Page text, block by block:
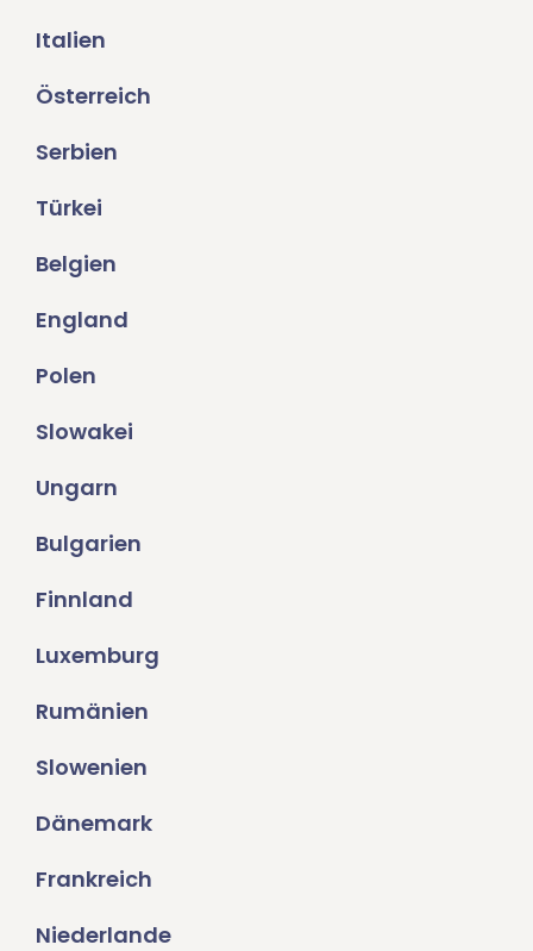
Italien
Österreich
Serbien
Türkei
Belgien
England
Polen
Slowakei
Ungarn
Bulgarien
Finnland
Luxemburg
Rumänien
Slowenien
Dänemark
Frankreich
Niederlande